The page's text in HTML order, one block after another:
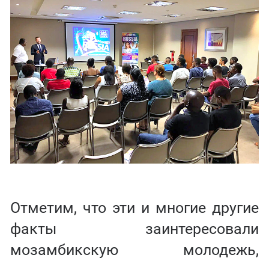
Отметим, что эти и многие другие
факты заинтересовали
мозамбикскую молодежь,